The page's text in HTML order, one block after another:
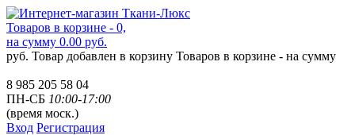
Товаров в корзине - 0,
на сумму 0.00 руб.
руб. Товар добавлен в корзину Товаров в корзине - на сумму
8 985 205 58 04
ПН-СБ 10:00-17:00
(время моск.)
Вход Регистрация